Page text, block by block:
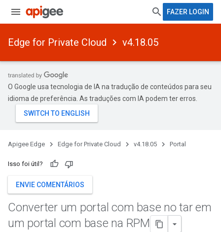
FAZER LOGIN
Edge for Private Cloud v4.18.05
O Google usa tecnologia de IA na tradução de conteúdos para seu
idioma de preferência. As traduções com IA podem ter erros.
Apigee Edge Edge for Private Cloud v4.18.05 Portal
Isso foi útil?
ENVIE COMENTÁRIOS
Converter um portal com base no tar em
um portal com base na RPM